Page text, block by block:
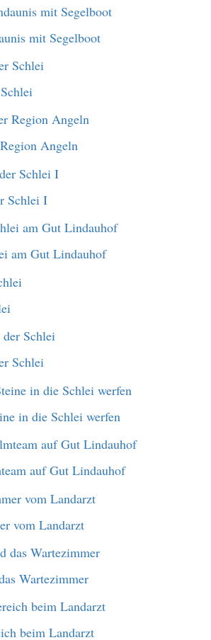
mit Segelboot
Angeln
Schlei I
am Gut Lindauhof
Schlei
in die Schlei werfen
auf Gut Lindauhof
vom Landarzt
Wartezimmer
beim Landarzt